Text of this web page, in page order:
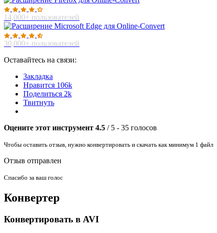
14,000+ пользователей
30,000+ пользователей
Оставайтесь на связи:
Закладка
Нравится 106k
Поделиться 2k
Твитнуть
Оцените этот инструмент 4.5 / 5 - 35 голосов
Чтобы оставить отзыв, нужно конвертировать и скачать как минимум 1 файл
Отзыв отправлен
Спасибо за ваш голос
Конвертер
Конвертировать в AVI